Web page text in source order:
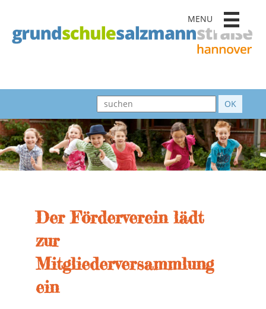
MENU
Der Förderverein lädt
zur
Mitgliederversammlung
ein